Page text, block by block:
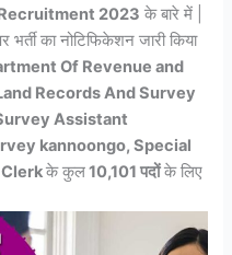
Recruitment 2023 के बारे में |
का नोटिफिकेशन जारी किया
Of Revenue and
Records And Survey
Assistant
kannoongo, Special
Clerkके कुल10,101 पदोंके लिए